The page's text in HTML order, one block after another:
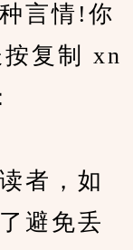
言情!你
复制 xn
者，如
避免丢